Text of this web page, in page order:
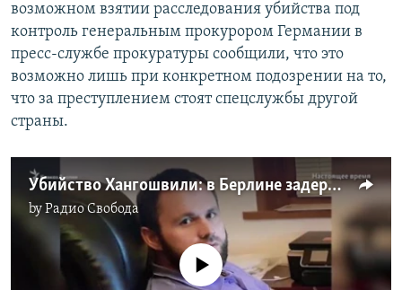
возможном взятии расследования убийства под
контроль генеральным прокурором Германии в
пресс-службе прокуратуры сообщили, что это
возможно лишь при конкретном подозрении на то,
что за преступлением стоят спецслужбы другой
страны.
Убийство Хангошвили: в Берлине задержан гражданин России
byРадио Свобода
No media source currently available